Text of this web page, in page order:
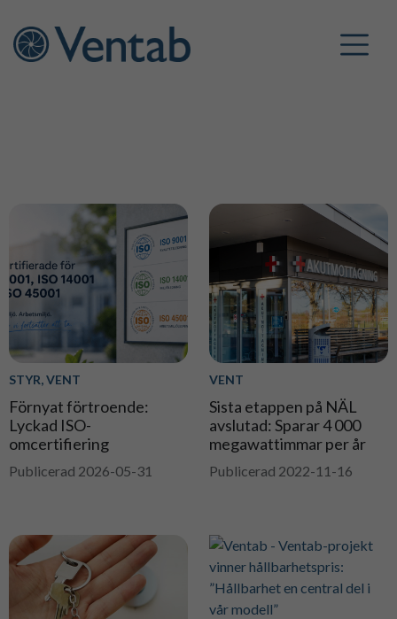
STYR, VENT
Förnyat förtroende:
Lyckad ISO-
omcertifiering
Publicerad 2026-05-31
VENT
Sista etappen på NÄL
avslutad: Sparar 4 000
megawattimmar per år
Publicerad 2022-11-16